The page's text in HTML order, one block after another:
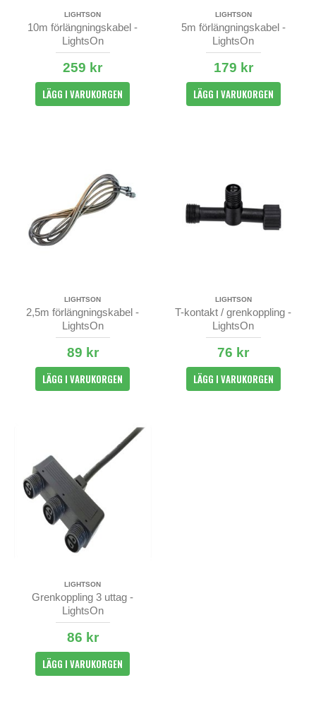
LIGHTSON
10m förlängningskabel -
LightsOn
259 kr
LÄGG I VARUKORGEN
LIGHTSON
5m förlängningskabel -
LightsOn
179 kr
LÄGG I VARUKORGEN
LIGHTSON
2,5m förlängningskabel -
LightsOn
89 kr
LÄGG I VARUKORGEN
LIGHTSON
T-kontakt / grenkoppling -
LightsOn
76 kr
LÄGG I VARUKORGEN
LIGHTSON
Grenkoppling 3 uttag -
LightsOn
86 kr
LÄGG I VARUKORGEN